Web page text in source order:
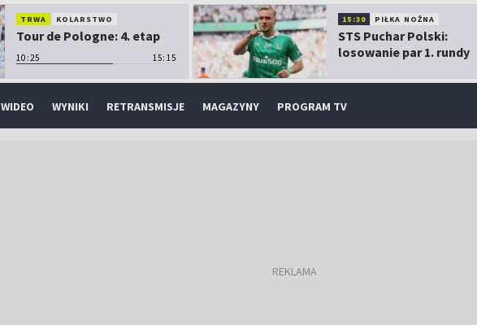
TRWA KOLARSTWO
Tour de Pologne: 4. etap
10:25 15:15
15:30 PIŁKA NOŻNA
STS Puchar Polski:
losowanie par 1. rundy
WIDEO WYNIKI RETRANSMISJE MAGAZYNY PROGRAM TV